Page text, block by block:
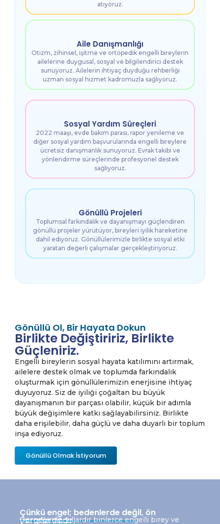
atıyoruz.
Aile Danışmanlığı
Otizm, zihinsel, işitme ve ortopedik engelli bireylerin
ailelerine duygusal, sosyal ve bilgilendirici destek
sunuyoruz. Ailelerin ihtiyaç duyduğu rehberliği
uzman sosyal hizmet kadromuzla sağlıyoruz.
Sosyal Yardım Süreçleri
2022 maaşı, evde bakım parası, rapor yenileme ve
diğer sosyal yardım başvurularında engelli bireylere
ücretsiz danışmanlık sunuyoruz. Evrak takibi ve
yönlendirme süreçlerinde profesyonel destek
sağlıyoruz.
Gönüllü Projeleri
Toplumsal farkındalık ve dayanışmayı güçlendiren
gönüllü projeler yürütüyor, bireyleri iyilik hareketine
dahil ediyoruz. Gönüllülerimizle birlikte sosyal etki
yaratan değerli çalışmalar gerçekleştiriyoruz.
Gönüllü Ol, Bir Hayata Dokun
Birlikte Değiştiririz, Birlikte
Güçleniriz.
Engelli bireylerin sosyal hayata katılımını artırmak,
ailelere destek olmak ve toplumda farkındalık
oluşturmak için gönüllülerimizin enerjisine ihtiyaç
duyuyoruz. Siz de iyiliği çoğaltan bu büyük
dayanışmanın bir parçası olabilir, küçük bir adımla
büyük değişimlere katkı sağlayabilirsiniz. Birlikte
daha erişilebilir, daha güçlü ve daha duyarlı bir toplum
inşa ediyoruz.
Gönüllü Olmak İstiyorum
Çünkü engel; bedenlerde değil, ön
yargılardadır.
Derneğimiz, yıllardır binlerce engelli birey ve